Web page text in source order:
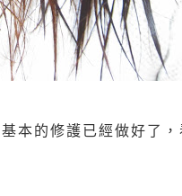
本的修護已經做好了